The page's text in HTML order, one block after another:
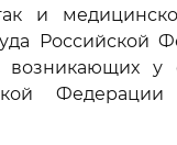
и
Российской
Федерации